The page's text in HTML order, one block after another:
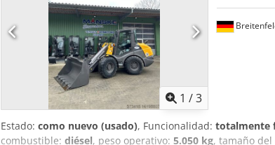
1 /3
Estado: como nuevo (usado), Funcionalidad: totalmente
combustible: diésel, peso operativo: 5.050 kg, tamaño